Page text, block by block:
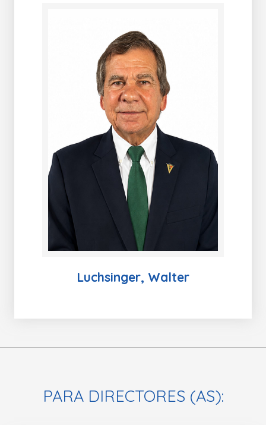
Luchsinger, Walter
PARA DIRECTORES (AS):